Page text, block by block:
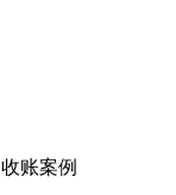
收账案例